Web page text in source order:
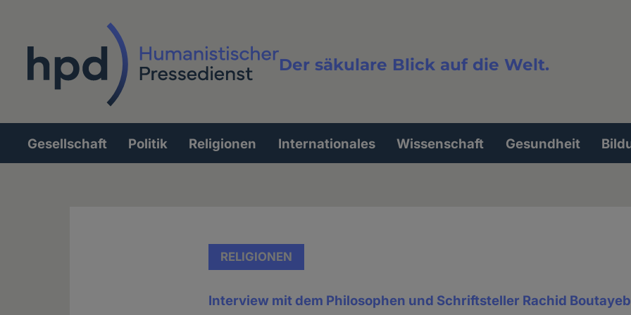
Der säkulare Blick auf die Welt.
Volltextsuche
Hauptnavigation
Gesellschaft Politik Religionen Internationales Wissenschaft Gesundheit
RELIGIONEN
Interview mit dem Philosophen und Schriftsteller Rachid Boutayeb